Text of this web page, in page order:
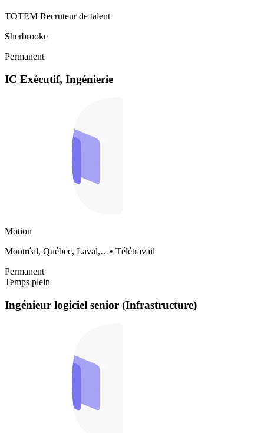
TOTEM Recruteur de talent
Sherbrooke
Permanent
IC Exécutif, Ingénierie
Motion
Montréal, Québec, Laval,…• Télétravail
Permanent
Temps plein
Ingénieur logiciel senior (Infrastructure)